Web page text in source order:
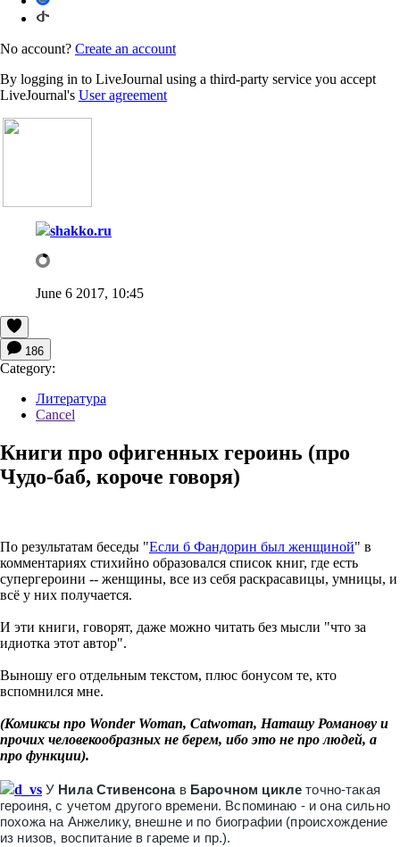
No account? Create an account
By logging in to LiveJournal using a third-party service you accept
LiveJournal's User agreement
shakko.ru
June 6 2017, 10:45
186
Category:
Литература
Cancel
Книги про офигенных героинь (про
Чудо-баб, короче говоря)
По результатам беседы "Если б Фандорин был женщиной" в
комментариях стихийно образовался список книг, где есть
супергероини -- женщины, все из себя раскрасавицы, умницы, и
всё у них получается.
И эти книги, говорят, даже можно читать без мысли "что за
идиотка этот автор".
Выношу его отдельным текстом, плюс бонусом те, кто
вспомнился мне.
(Комиксы про Wonder Woman, Catwoman, Наташу Романову и
прочих человекообразных не берем, ибо это не про людей, а
про функции).
d_vs У Нила Стивенсонав Барочном цикле точно-такая
героиня, с учетом другого времени. Вспоминаю - и она сильно
похожа на Анжелику, внешне и по биографии (происхождение
из низов, воспитание в гареме и пр.).